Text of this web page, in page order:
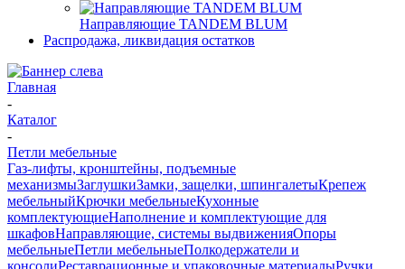
Направляющие TANDEM BLUM
Распродажа, ликвидация остатков
Главная
-
Каталог
-
Петли мебельные
Газ-лифты, кронштейны, подъемные
механизмыЗаглушкиЗамки, защелки, шпингалетыКрепеж
мебельныйКрючки мебельныеКухонные
комплектующиеНаполнение и комплектующие для
шкафовНаправляющие, системы выдвиженияОпоры
мебельныеПетли мебельныеПолкодержатели и
консолиРеставрационные и упаковочные материалыРучки